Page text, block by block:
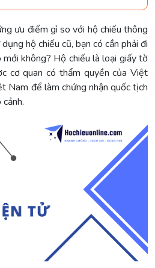
ưu điểm gì so với hộ chiếu thông
hộ chiếu cũ, bạn có cần phải đi
mới không? Hộ chiếu là loại giấy tờ
cơ quan có thẩm quyền của Việt
Nam để làm chứng nhận quốc tịch